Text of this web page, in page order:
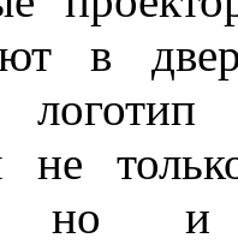
в
логотип
не
но и